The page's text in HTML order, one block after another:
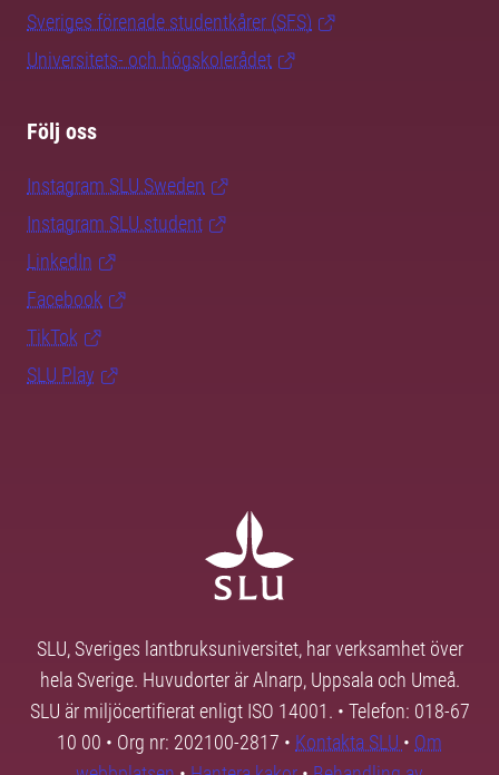
Sveriges förenade studentkårer (SFS)
Universitets- och högskolerådet
Följ oss
Instagram SLU.Sweden
Instagram SLU.student
LinkedIn
Facebook
TikTok
SLU Play
SLU, Sveriges lantbruksuniversitet, har verksamhet över
hela Sverige. Huvudorter är Alnarp, Uppsala och Umeå.
SLU är miljöcertifierat enligt ISO 14001. • Telefon: 018-67
10 00 • Org nr: 202100-2817 • Kontakta SLU • Om